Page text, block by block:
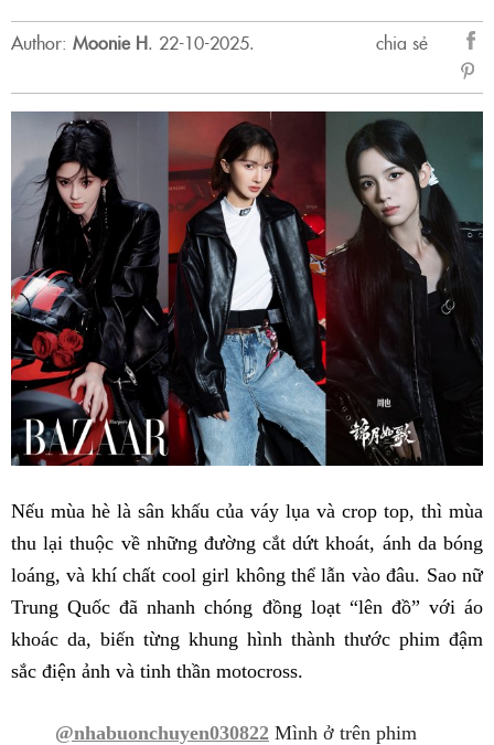
Author: Moonie H. 22-10-2025.
chia sẻ
sẻ
Nếu mùa hè là sân khấu của váy lụa và crop top, thì mùa
thu lại thuộc về những đường cắt dứt khoát, ánh da bóng
loáng, và khí chất cool girl không thể lẫn vào đâu. Sao nữ
Trung Quốc đã nhanh chóng đồng loạt “lên đồ” với áo
khoác da, biến từng khung hình thành thước phim đậm
sắc điện ảnh và tinh thần motocross.
@nhabuonchuyen030822 Mình ở trên phim